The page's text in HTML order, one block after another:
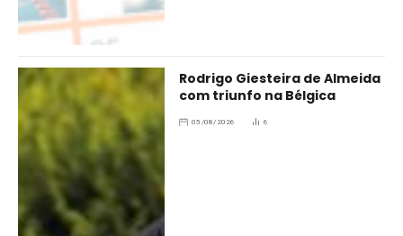
Rodrigo Giesteira de Almeida
com triunfo na Bélgica
05/08/2026 6